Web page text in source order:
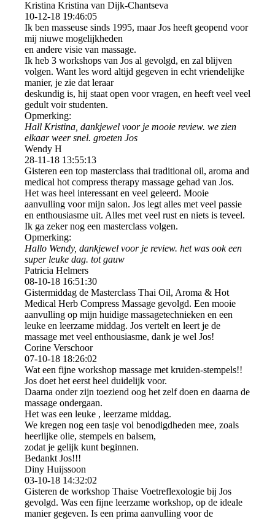
Kristina Kristina van Dijk-Chantseva
10-12-18 19:46:05
Ik ben masseuse sinds 1995, maar Jos heeft geopend voor
mij niuwe mogelijkheden
en andere visie van massage.
Ik heb 3 workshops van Jos al gevolgd, en zal blijven
volgen. Want les word altijd gegeven in echt vriendelijke
manier, je zie dat leraar
deskundig is, hij staat open voor vragen, en heeft veel veel
gedult voir studenten.
Opmerking:
Hall Kristina, dankjewel voor je mooie review. we zien
elkaar weer snel. groeten Jos
Wendy H
28-11-18 13:55:13
Gisteren een top masterclass thai traditional oil, aroma and
medical hot compress therapy massage gehad van Jos.
Het was heel interessant en veel geleerd. Mooie
aanvulling voor mijn salon. Jos legt alles met veel passie
en enthousiasme uit. Alles met veel rust en niets is teveel.
Ik ga zeker nog een masterclass volgen.
Opmerking:
Hallo Wendy, dankjewel voor je review. het was ook een
super leuke dag. tot gauw
Patricia Helmers
08-10-18 16:51:30
Gistermiddag de Masterclass Thai Oil, Aroma & Hot
Medical Herb Compress Massage gevolgd. Een mooie
aanvulling op mijn huidige massagetechnieken en een
leuke en leerzame middag. Jos vertelt en leert je de
massage met veel enthousiasme, dank je wel Jos!
Corine Verschoor
07-10-18 18:26:02
Wat een fijne workshop massage met kruiden-stempels!!
Jos doet het eerst heel duidelijk voor.
Daarna onder zijn toeziend oog het zelf doen en daarna de
massage ondergaan.
Het was een leuke , leerzame middag.
We kregen nog een tasje vol benodigdheden mee, zoals
heerlijke olie, stempels en balsem,
zodat je gelijk kunt beginnen.
Bedankt Jos!!!
Diny Huijssoon
03-10-18 14:32:02
Gisteren de workshop Thaise Voetreflexologie bij Jos
gevolgd. Was een fijne leerzame workshop, op de ideale
manier gegeven. Is een prima aanvulling voor de